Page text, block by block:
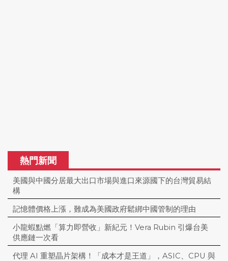
熱門新聞
美國與中國分居最大出口市場與進口來源國下的台灣貿易結
構
記憶體價格上漲，難成為美國政府鬆綁中國管制的理由
小龍蝦點燃「算力即營收」新紀元！Vera Rubin 引爆台美
供應鏈一次看
代理 AI 重塑晶片架構！「成本才是王道」，ASIC、CPU 與